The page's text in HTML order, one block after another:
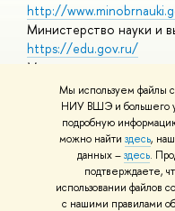
Мы используем файлы
НИУ ВШЭ и большего
подробную
можно найти здесь,
данных –здесь.
подтверждаете,
использовании файлов
с нашими правилами
http://
Министерство науки и
https://edu.gov.ru/
Министерство
https://elearning.hse.ru/
Массовые открытые
© НИУ ВШЭ 1993–2026
использования материалов